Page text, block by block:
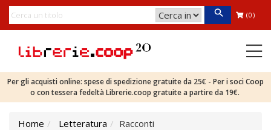
(0)
Per gli acquisti online: spese di spedizione gratuite da 25€ - Per i soci Coop
o con tessera fedeltà Librerie.coop gratuite a partire da 19€.
Home Letteratura Racconti